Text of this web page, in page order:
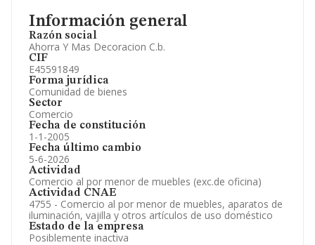
Información general
Razón social
Ahorra Y Mas Decoracion C.b.
CIF
E45591849
Forma jurídica
Comunidad de bienes
Sector
Comercio
Fecha de constitución
1-1-2005
Fecha último cambio
5-6-2026
Actividad
Comercio al por menor de muebles (exc.de oficina)
Actividad CNAE
4755 - Comercio al por menor de muebles, aparatos de
iluminación, vajilla y otros artículos de uso doméstico
Estado de la empresa
Posiblemente inactiva
Información oficial y registral complementaria.